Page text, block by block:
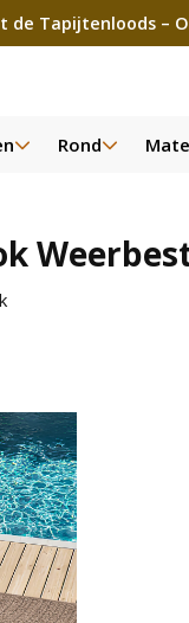
de Tapijtenloods –
Rond